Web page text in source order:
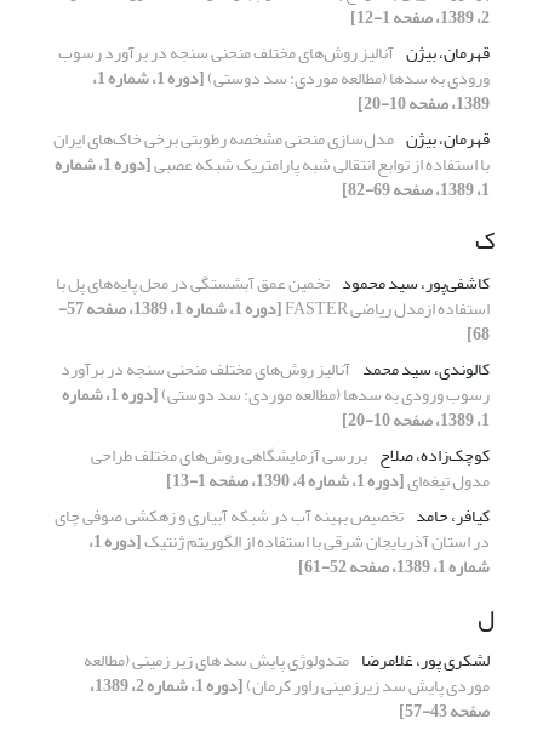
2، 1389، صفحه 1-12]
قهرمان، بیژن آنالیز روش‌های مختلف منحنی سنجه در برآورد رسوب
ورودی به سدها (مطالعه موردی: سد دوستی) [دوره 1، شماره 1،
1389، صفحه 10-20]
قهرمان، بیژن مدل‌سازی منحنی مشخصه رطوبتی برخی خاک‌های ایران
با استفاده از توابع انتقالی شبه پارامتریک شبکه عصبی [دوره 1، شماره
1، 1389، صفحه 69-82]
ک
کاشفی‌پور، سید محمود تخمین عمق آبشستگی در محل پایه‌های پل با
استفاده ازمدل ریاضی FASTER [دوره 1، شماره 1، 1389، صفحه 57-
68]
کالوندی، سید محمد آنالیز روش‌های مختلف منحنی سنجه در برآورد
رسوب ورودی به سدها (مطالعه موردی: سد دوستی) [دوره 1، شماره
1، 1389، صفحه 10-20]
کوچک‌زاده، صلاح بررسی آزمایشگاهی روش‌های مختلف طراحی
مدول تیغه‌ای[دوره 1، شماره 4، 1390، صفحه 1-13]
کیافر، حامد تخصیص بهینه آب در شبکه آبیاری و زهکشی صوفی چای
در استان آذربایجان شرقی با استفاده از الگوریتم ژنتیک [دوره 1،
شماره 1، 1389، صفحه 52-61]
ل
لشکری پور، غلامرضا متدولوژی پایش سد های زیر زمینی (مطالعه
موردی پایش سد زیرزمینی راور کرمان) [دوره 1، شماره 2، 1389،
صفحه 43-57]